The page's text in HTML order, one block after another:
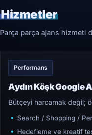
Hizmetler
Parça parça ajans hizmeti
Performans
Aydın Köşk Google
Bütçeyi harcamak değil;
Search / Shopping /
Hedefleme ve kreatif